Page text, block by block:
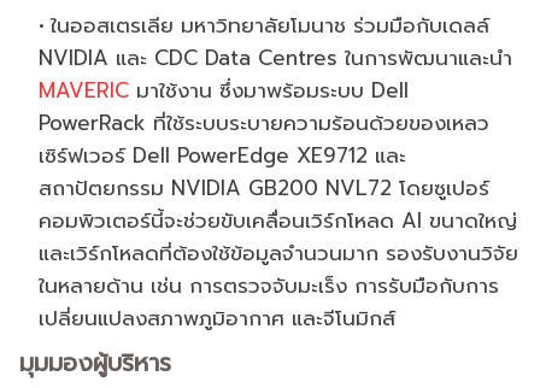
ในออสเตรเลีย มหาวิทยาลัยโมนาช ร่วมมือกับเดลล์
NVIDIA และ CDC Data Centres ในการพัฒนาและนำ
MAVERIC มาใช้งาน ซึ่งมาพร้อมระบบ Dell
PowerRack ที่ใช้ระบบระบายความร้อนด้วยของเหลว
เซิร์ฟเวอร์ Dell PowerEdge XE9712 และ
สถาปัตยกรรม NVIDIA GB200 NVL72 โดยซูเปอร์
คอมพิวเตอร์นี้จะช่วยขับเคลื่อนเวิร์กโหลด AI ขนาดใหญ่
และเวิร์กโหลดที่ต้องใช้ข้อมูลจำนวนมาก รองรับงานวิจัย
ในหลายด้าน เช่น การตรวจจับมะเร็ง การรับมือกับการ
เปลี่ยนแปลงสภาพภูมิอากาศ และจีโนมิกส์
มุมมองผู้บริหาร